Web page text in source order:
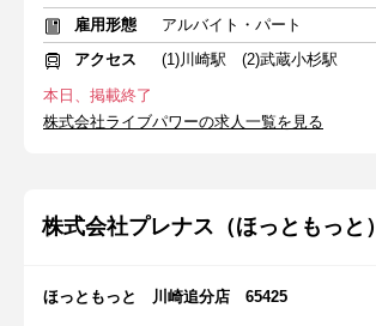
雇用形態
アルバイト・パート
アクセス
(1)川崎駅 (2)武蔵小杉駅
本日、掲載終了
株式会社ライブパワーの求人一覧を見る
株式会社プレナス（ほっともっと）
ほっともっと 川崎追分店 65425